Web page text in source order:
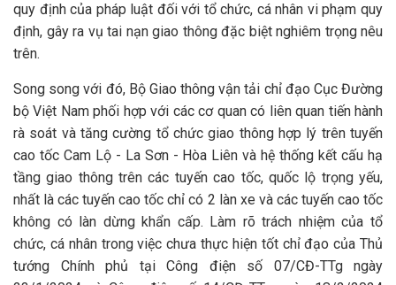
quy định của pháp luật đối với tổ chức, cá nhân vi phạm quy
định, gây ra vụ tai nạn giao thông đặc biệt nghiêm trọng nêu
trên.
Song song với đó, Bộ Giao thông vận tải chỉ đạo Cục Đường
bộ Việt Nam phối hợp với các cơ quan có liên quan tiến hành
rà soát và tăng cường tổ chức giao thông hợp lý trên tuyến
cao tốc Cam Lộ - La Sơn - Hòa Liên và hệ thống kết cấu hạ
tầng giao thông trên các tuyến cao tốc, quốc lộ trọng yếu,
nhất là các tuyến cao tốc chỉ có 2 làn xe và các tuyến cao tốc
không có làn dừng khẩn cấp. Làm rõ trách nhiệm của tổ
chức, cá nhân trong việc chưa thực hiện tốt chỉ đạo của Thủ
tướng Chính phủ tại Công điện số 07/CĐ-TTg ngày